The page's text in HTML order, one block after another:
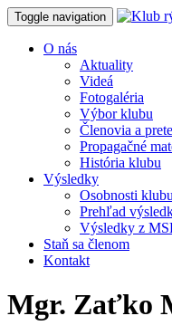
Toggle navigation
O nás
Aktuality
Videá
Fotogaléria
Výbor klubu
Členovia a
Propagačné
História klubu
Výsledky
Osobnosti klubu
Prehľad
Výsledky z
Staň sa členom
Kontakt
Mgr. Zaťko